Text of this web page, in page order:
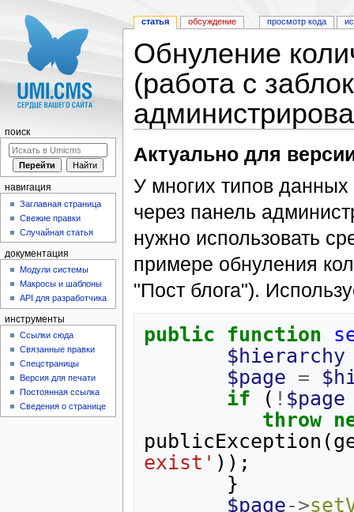
Обнуление
(работа с
Актуально для
У многих типов данных
через панель
нужно использовать
примере обнуления
"Пост блога").
public function
$hierarchy
$page =
if
( ! $page
throw
publicException (
exist' ));
}
$page->
статья обсуждение просмотр кода
поиск
навигация
Заглавная страница
Свежие правки
Случайная статья
документация
Модули системы
Макросы и шаблоны
API для разработчика
инструменты
Ссылки сюда
Связанные правки
Спецстраницы
Версия для печати
Постоянная ссылка
Сведения о странице